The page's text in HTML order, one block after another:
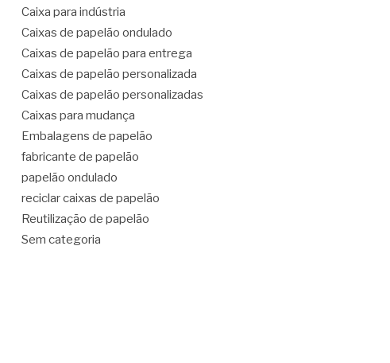
Caixa para indústria
Caixas de papelão ondulado
Caixas de papelão para entrega
Caixas de papelão personalizada
Caixas de papelão personalizadas
Caixas para mudança
Embalagens de papelão
fabricante de papelão
papelão ondulado
reciclar caixas de papelão
Reutilização de papelão
Sem categoria